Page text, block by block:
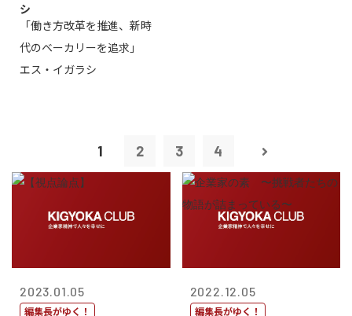
シ
「働き方改革を推進、新時
代のベーカリーを追求」
エス・イガラシ
1 2 3 4
2023.01.05
編集長がゆく！
2022.12.05
編集長がゆく！